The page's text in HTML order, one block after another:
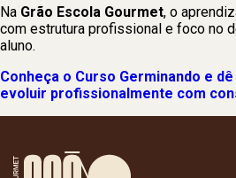
Na Grão Escola Gourmet, o
com estrutura profissional e foco no
aluno.
Conheça o Curso Germinando e
evoluir profissionalmente com